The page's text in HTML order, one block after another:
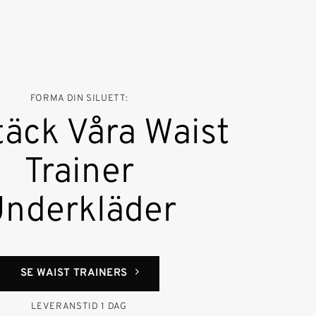
FORMA DIN SILUETT:
Våra Waist
Trainer
SE WAIST TRAINERS
LEVERANSTID 1 DAG